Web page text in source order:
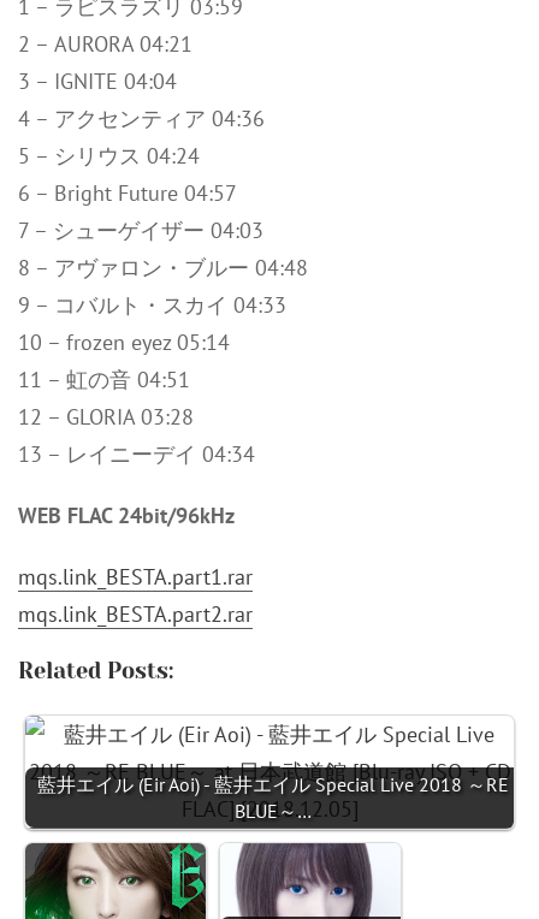
1 – ラピスラズリ 03:59
2 – AURORA 04:21
3 – IGNITE 04:04
4 – アクセンティア 04:36
5 – シリウス 04:24
6 – Bright Future 04:57
7 – シューゲイザー 04:03
8 – アヴァロン・ブルー 04:48
9 – コバルト・スカイ 04:33
10 – frozen eyez 05:14
11 – 虹の音 04:51
12 – GLORIA 03:28
13 – レイニーデイ 04:34
WEB FLAC 24bit/96kHz
mqs.link_BESTA.part1.rar
mqs.link_BESTA.part2.rar
Related Posts:
藍井エイル (Eir Aoi) - 藍井エイル Special Live 2018 ～RE
BLUE～…